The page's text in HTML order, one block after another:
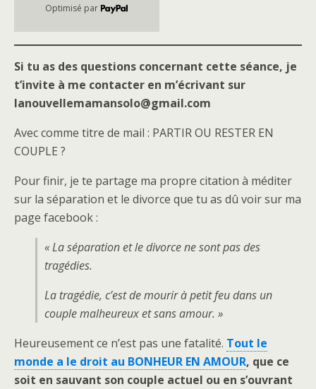
Optimisé par
Si tu as des questions concernant cette séance, je
t’invite à me contacter en m’écrivant sur
lanouvellemamansolo@gmail.com
Avec comme titre de mail : PARTIR OU RESTER EN
COUPLE ?
Pour finir, je te partage ma propre citation à méditer
sur la séparation et le divorce que tu as dû voir sur ma
page facebook :
« La séparation et le divorce ne sont pas des
tragédies.
La tragédie, c’est de mourir à petit feu dans un
couple malheureux et sans amour. »
Heureusement ce n’est pas une fatalité. Tout le
monde a le droit au BONHEUR EN AMOUR, que ce
soit en sauvant son couple actuel ou en s’ouvrant